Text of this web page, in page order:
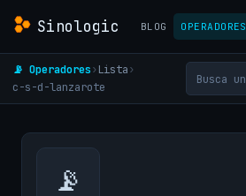
Sinologic BLOG OPERADORES
📡 Operadores› Lista›
c-s-d-lanzarote
📡